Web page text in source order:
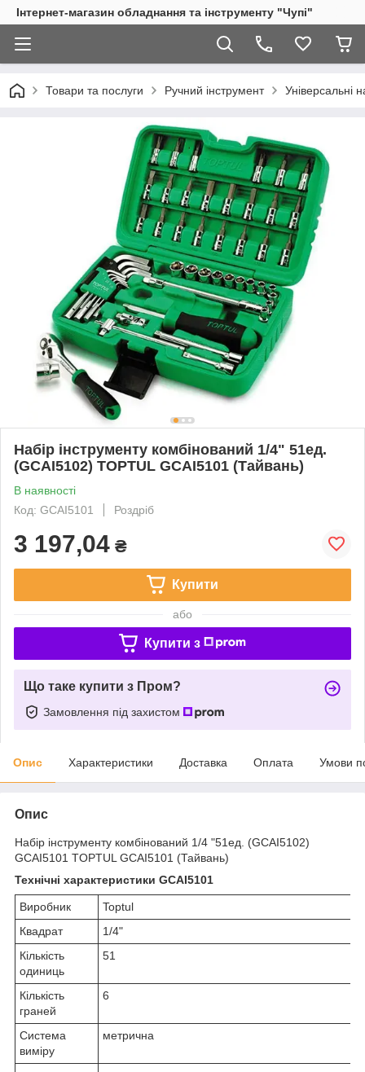
Інтернет-магазин обладнання та інструменту "Чупі"
Товари та послуги Ручний інструмент Універсальні
Набір інструменту комбінований 1/4" 51ед.
(GCAI5102) TOPTUL GCAI5101 (Тайвань)
В наявності
Код: GCAI5101
Роздріб
3 197,04 ₴
Купити
або
Купити з
Що таке купити з Пром?
Замовлення під захистом
Опис Характеристики Доставка Оплата Умови
Опис
Набір інструменту комбінований 1/4 "51ед. (GCAI5102)
GCAI5101 TOPTUL GCAI5101 (Тайвань)
Технічні характеристики GCAI5101
Виробник
Toptul
Квадрат
1/4"
Кількість
одиниць
51
Кількість
граней
6
Система
виміру
метрична